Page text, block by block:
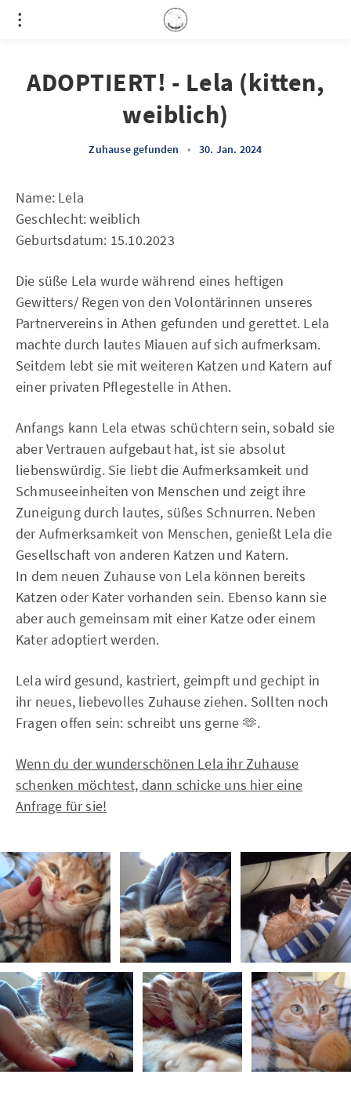
ADOPTIERT! - Lela (kitten,
weiblich)
Zuhause gefunden • 30. Jan. 2024
Name: Lela
Geschlecht: weiblich
Geburtsdatum: 15.10.2023
Die süße Lela wurde während eines heftigen
Gewitters/ Regen von den Volontärinnen unseres
Partnervereins in Athen gefunden und gerettet. Lela
machte durch lautes Miauen auf sich aufmerksam.
Seitdem lebt sie mit weiteren Katzen und Katern auf
einer privaten Pflegestelle in Athen.
Anfangs kann Lela etwas schüchtern sein, sobald sie
aber Vertrauen aufgebaut hat, ist sie absolut
liebenswürdig. Sie liebt die Aufmerksamkeit und
Schmuseeinheiten von Menschen und zeigt ihre
Zuneigung durch lautes, süßes Schnurren. Neben
der Aufmerksamkeit von Menschen, genießt Lela die
Gesellschaft von anderen Katzen und Katern.
In dem neuen Zuhause von Lela können bereits
Katzen oder Kater vorhanden sein. Ebenso kann sie
aber auch gemeinsam mit einer Katze oder einem
Kater adoptiert werden.
Lela wird gesund, kastriert, geimpft und gechipt in
ihr neues, liebevolles Zuhause ziehen. Sollten noch
Fragen offen sein: schreibt uns gerne 🫶.
Wenn du der wunderschönen Lela ihr Zuhause
schenken möchtest, dann schicke uns hier eine
Anfrage für sie!